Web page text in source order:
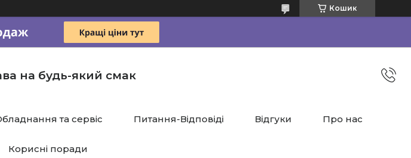
Кошик
на будь-який смак
та сервіс Питання-Відповіді Відгуки Про нас
Корисні поради